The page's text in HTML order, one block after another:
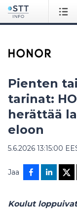
Pienten
tarinat:
herättää
eloon
5.6.2026 13:15:00
Jaa
Koulut